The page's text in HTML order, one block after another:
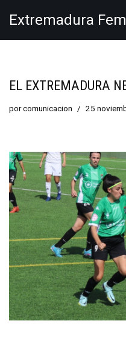
Extremadura
EL EXTREMADURA
porcomunicacion 25